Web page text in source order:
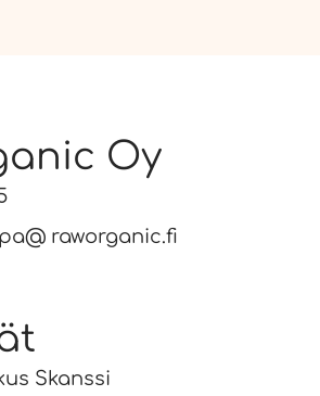
Oy
raworganic.fi
Skanssi